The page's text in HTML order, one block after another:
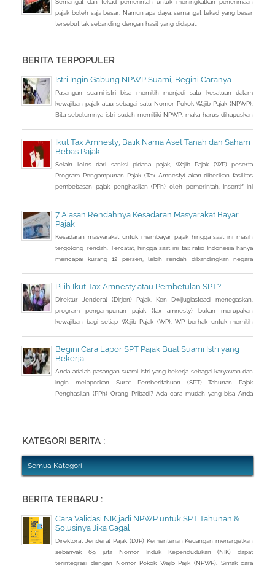
pajak boleh saja besar. Namun apa daya, semangat tekad yang besar
tersebut tak sebanding dengan hasil yang didapat.
BERITA TERPOPULER
Istri Ingin Gabung NPWP Suami, Begini Caranya
Pasangan suami-istri bisa memilih menjadi satu kesatuan dalam
kewajiban pajak atau sebagai satu Nomor Pokok Wajib Pajak (NPWP).
Bila sebelumnya istri sudah memiliki NPWP, maka harus dihapuskan
Ikut Tax Amnesty, Balik Nama Aset Tanah dan Saham
Bebas Pajak
Selain lolos dari sanksi pidana pajak, Wajib Pajak (WP) peserta
Program Pengampunan Pajak (Tax Amnesty) akan diberikan fasilitas
pembebasan pajak penghasilan (PPh) oleh pemerintah. Insentif ini
7 Alasan Rendahnya Kesadaran Masyarakat Bayar
Pajak
Kesadaran masyarakat untuk membayar pajak hingga saat ini masih
tergolong rendah. Tercatat, hingga saat ini tax ratio Indonesia hanya
mencapai kurang 12 persen, lebih rendah dibandingkan negara
Pilih Ikut Tax Amnesty atau Pembetulan SPT?
Direktur Jenderal (Dirjen) Pajak, Ken Dwijugiasteadi menegaskan,
program pengampunan pajak (tax amnesty) bukan merupakan
kewajiban bagi setiap Wajib Pajak (WP). WP berhak untuk memilih
pengusutan nilai wajar harta.
Begini Cara Lapor SPT Pajak Buat Suami Istri yang
Bekerja
Anda adalah pasangan suami istri yang bekerja sebagai karyawan dan
ingin melaporkan Surat Pemberitahuan (SPT) Tahunan Pajak
Penghasilan (PPh) Orang Pribadi? Ada cara mudah yang bisa Anda
suami atau istri
KATEGORI BERITA :
Semua Kategori
BERITA TERBARU :
Cara Validasi NIK jadi NPWP untuk SPT Tahunan &
Solusinya Jika Gagal
Direktorat Jenderal Pajak (DJP) Kementerian Keuangan menargetkan
sebanyak 69 juta Nomor Induk Kependudukan (NIK) dapat
terintegrasi dengan Nomor Pokok Wajib Pajik (NPWP). Simak cara